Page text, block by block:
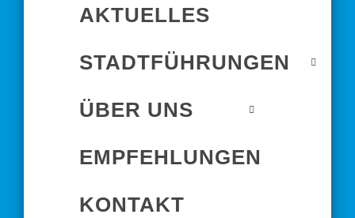
AKTUELLES
STADTFÜHRUNGEN
ÜBER UNS
EMPFEHLUNGEN
KONTAKT